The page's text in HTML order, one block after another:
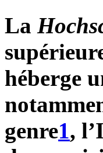
La
héberge
genre1,